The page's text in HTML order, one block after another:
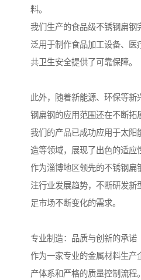
料。
我们生产的食品级不锈钢扁钢
泛用于制作食品加工设备、医
共卫生安全提供了可靠保障。
此外，随着新能源、环保等新
钢扁钢的应用范围还在不断拓
我们的产品已成功应用于太阳
造等领域，展现了出色的适应
作为淄博地区领先的不锈钢扁
注行业发展趋势，不断研发新
足市场不断变化的需求。
专业制造：品质与创新的承诺
作为一家专业的金属材料生产
产体系和严格的质量控制流程。